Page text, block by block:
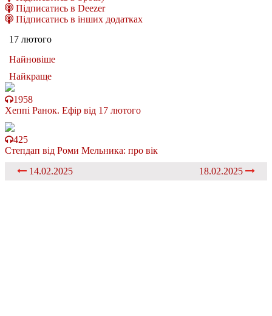
Підписатись в Deezer
Підписатись в інших додатках
17 лютого
Найновіше
Найкраще
1958
Хеппі Ранок. Ефір від 17 лютого
425
Степдап від Роми Мельника: про вік
14.02.2025
18.02.2025